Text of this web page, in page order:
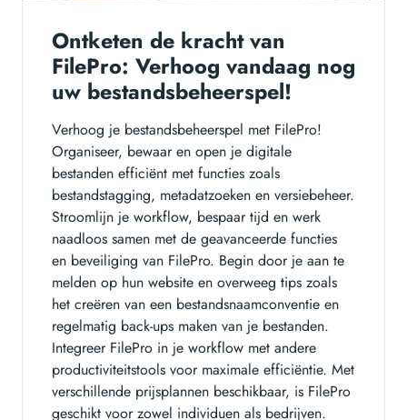
Ontketen de kracht van
FilePro: Verhoog vandaag nog
uw bestandsbeheerspel!
Verhoog je bestandsbeheerspel met FilePro!
Organiseer, bewaar en open je digitale
bestanden efficiënt met functies zoals
bestandstagging, metadatzoeken en versiebeheer.
Stroomlijn je workflow, bespaar tijd en werk
naadloos samen met de geavanceerde functies
en beveiliging van FilePro. Begin door je aan te
melden op hun website en overweeg tips zoals
het creëren van een bestandsnaamconventie en
regelmatig back-ups maken van je bestanden.
Integreer FilePro in je workflow met andere
productiviteitstools voor maximale efficiëntie. Met
verschillende prijsplannen beschikbaar, is FilePro
geschikt voor zowel individuen als bedrijven.